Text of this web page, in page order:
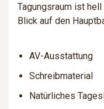
Tagungsraum ist
Blick auf den
AV-Ausstattung
Schreibmaterial
Natürliches